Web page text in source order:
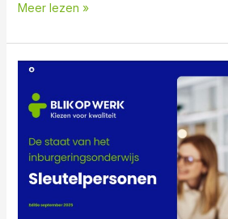
Meer lezen »
2e
van
Staat
van
het
inburgeringsonderwijs
online